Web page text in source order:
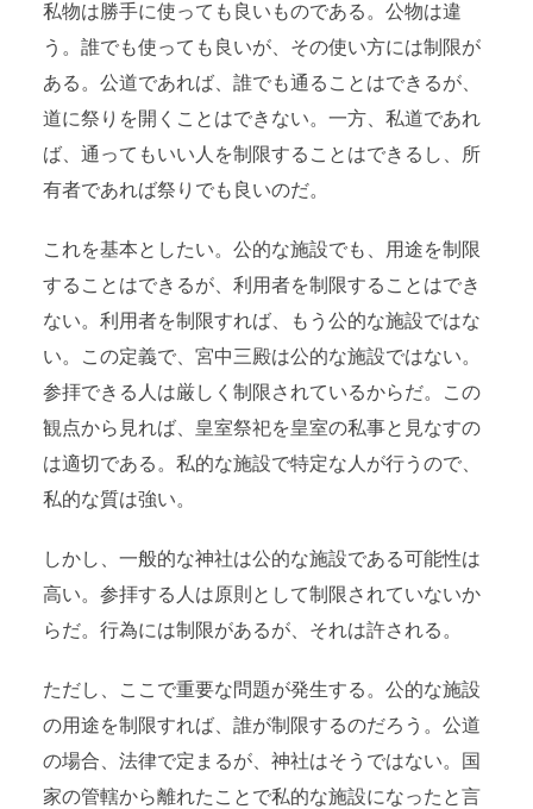
私物は勝手に使っても良いものである。公物は違
う。誰でも使っても良いが、その使い方には制限が
ある。公道であれば、誰でも通ることはできるが、
道に祭りを開くことはできない。一方、私道であれ
ば、通ってもいい人を制限することはできるし、所
有者であれば祭りでも良いのだ。
これを基本としたい。公的な施設でも、用途を制限
することはできるが、利用者を制限することはでき
ない。利用者を制限すれば、もう公的な施設ではな
い。この定義で、宮中三殿は公的な施設ではない。
参拝できる人は厳しく制限されているからだ。この
観点から見れば、皇室祭祀を皇室の私事と見なすの
は適切である。私的な施設で特定な人が行うので、
私的な質は強い。
しかし、一般的な神社は公的な施設である可能性は
高い。参拝する人は原則として制限されていないか
らだ。行為には制限があるが、それは許される。
ただし、ここで重要な問題が発生する。公的な施設
の用途を制限すれば、誰が制限するのだろう。公道
の場合、法律で定まるが、神社はそうではない。国
家の管轄から離れたことで私的な施設になったと言